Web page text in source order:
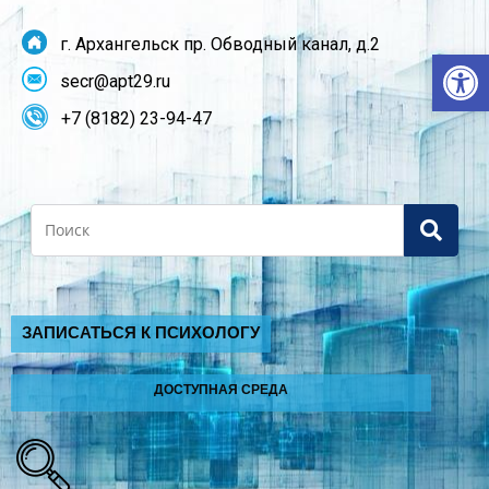
г. Архангельск пр. Обводный канал, д.2
secr@apt29.ru
+7 (8182) 23-94-47
Search
ЗАПИСАТЬСЯ К ПСИХОЛОГУ
ДОСТУПНАЯ СРЕДА